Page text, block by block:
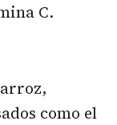
C.
como el